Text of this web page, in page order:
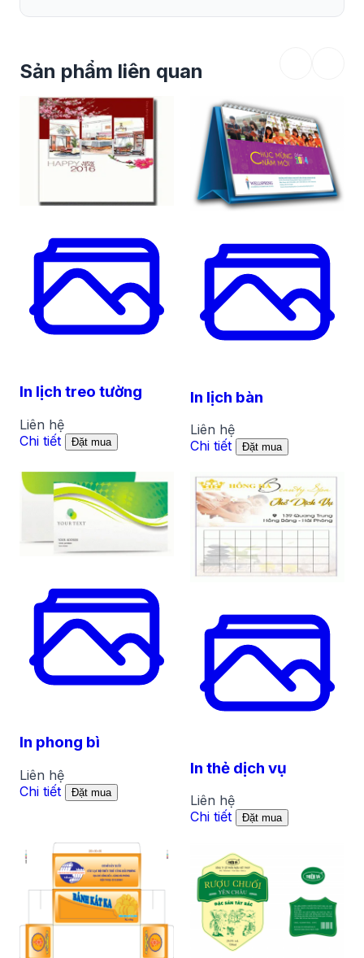
Sản phẩm liên quan
In lịch treo tường
Liên hệ
Chi tiết
Đặt mua
In lịch bàn
Liên hệ
Chi tiết
Đặt mua
In phong bì
Liên hệ
Chi tiết
Đặt mua
In thẻ dịch vụ
Liên hệ
Chi tiết
Đặt mua